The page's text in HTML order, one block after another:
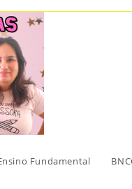
Fundamental